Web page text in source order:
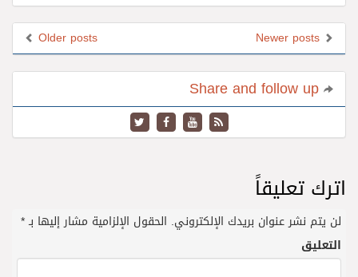
Older posts
اترك تعليقاً
لن يتم نشر عنوان بريدك الإلكتروني. الحقول الإلزامية مشار إليها بـ*
التعليق